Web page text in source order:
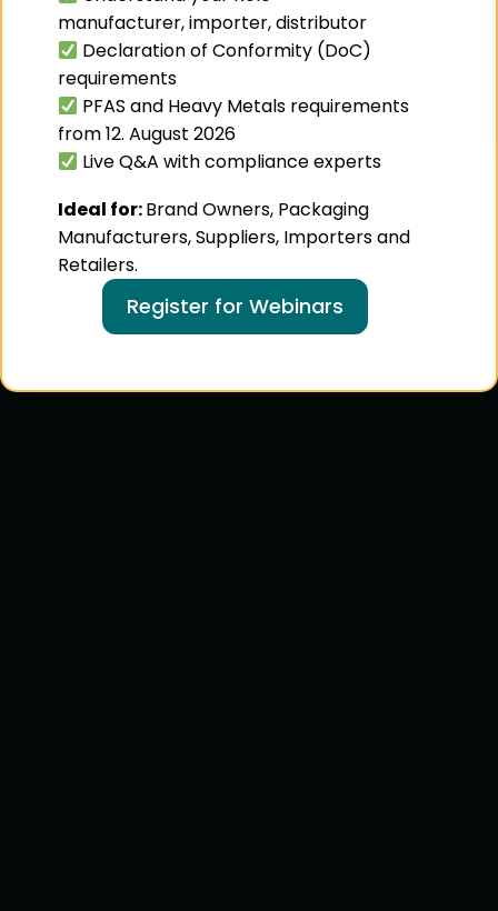
manufacturer, importer, distributor
Declaration of Conformity (DoC)
requirements
PFAS and Heavy Metals requirements
from 12. August 2026
Live Q&A with compliance experts
Ideal for:Brand Owners, Packaging
Manufacturers, Suppliers, Importers and
Retailers.
Register for Webinars